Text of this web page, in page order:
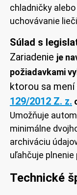
chladničky
uchovávanie
Súlad s
Zariadenie je
požiadavkami
ktorou sa mení
129/2012 Z. z.
Umožňuje
minimálne
archiváciu
uľahčuje plnenie
Technické